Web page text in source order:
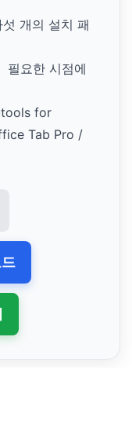
섯 개의 설치 패
필요한 시점에
for
Tab Pro /